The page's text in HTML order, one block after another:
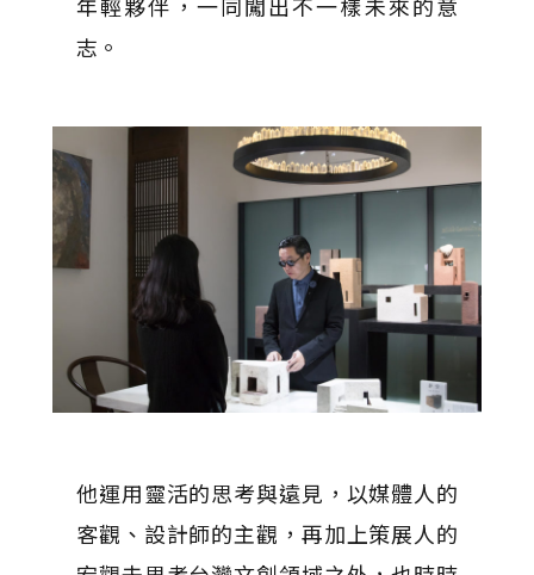
志。
他運用靈活的思考與遠見，以媒體人的
客觀、設計師的主觀，再加上策展人的